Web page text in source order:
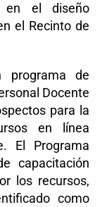
en el diseño
el Recinto de
programa de
Docente
para la
en línea
El Programa
capacitación
los recursos,
como